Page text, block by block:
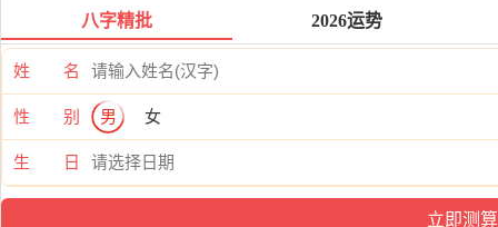
八字精批 2026运势
姓 名
性 别 男 女
生 日